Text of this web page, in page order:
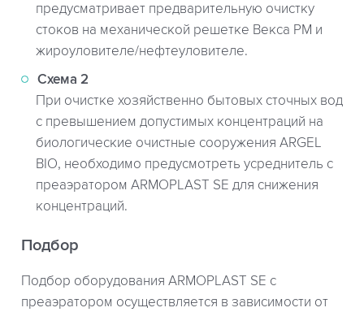
предусматривает предварительную очистку
стоков на механической решетке Векса РМ и
жироуловителе/нефтеуловителе.
Схема 2
При очистке хозяйственно бытовых сточных вод
с превышением допустимых концентраций на
биологические очистные сооружения ARGEL
BIO, необходимо предусмотреть усреднитель с
преаэратором ARMOPLAST SE для снижения
концентраций.
Подбор
Подбор оборудования ARMOPLAST SE с
преаэратором осуществляется в зависимости от